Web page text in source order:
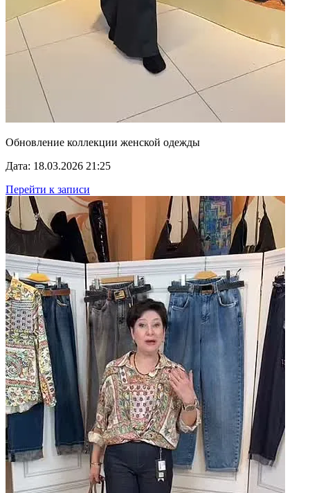
Обновление коллекции женской одежды
Дата: 18.03.2026 21:25
Перейти к записи